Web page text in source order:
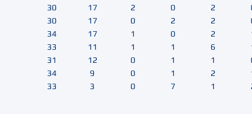
30 17 2 0 2
30 17 0 2 2
34 17 1 0 2
33 11 1 1 6
31 12 0 1 1
34 9 0 1 2
33 3 0 7 1